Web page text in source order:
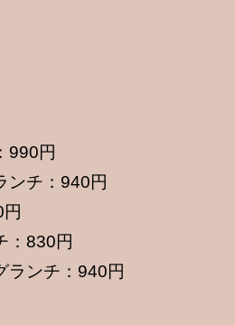
990円
ンチ：940円
：830円
ランチ：940円